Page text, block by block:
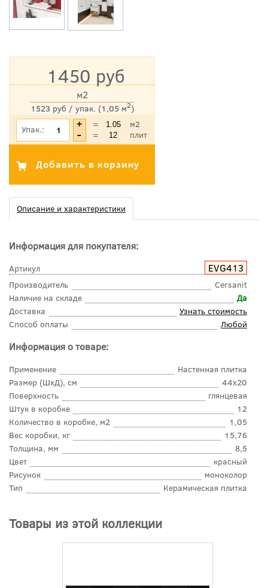
1450 руб
1523 руб / упак. (1,05 м2)
м2
*Цена указана с учетом НДС
Упак.: =
м2
=
плит
Описание и характеристики
Информация для покупателя:
Артикул EVG413
Производитель
Cersanit
Наличие на складе
Да
Доставка
Узнать стоимость
Способ оплаты
Любой
Информация о товаре:
Применение
Настенная плитка
Размер (ШхД), см
44x20
Поверхность
глянцевая
Штук в коробке
12
Количество в коробке, м2
1,05
Вес коробки, кг
15,76
Толщина, мм
8,5
Цвет
красный
Рисунок
моноколор
Тип
Керамическая плитка
Товары из этой коллекции